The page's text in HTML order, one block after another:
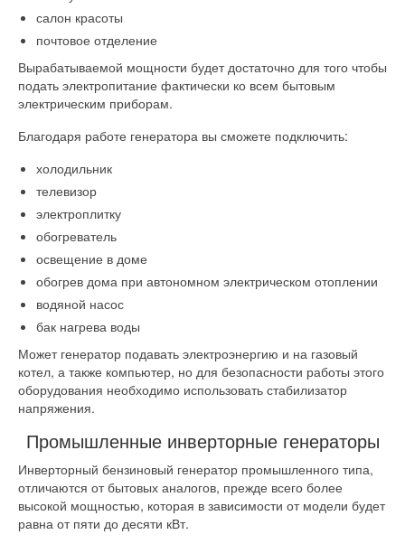
салон красоты
почтовое отделение
Вырабатываемой мощности будет достаточно для того чтобы
подать электропитание фактически ко всем бытовым
электрическим приборам.
Благодаря работе генератора вы сможете подключить:
холодильник
телевизор
электроплитку
обогреватель
освещение в доме
обогрев дома при автономном электрическом отоплении
водяной насос
бак нагрева воды
Может генератор подавать электроэнергию и на газовый
котел, а также компьютер, но для безопасности работы этого
оборудования необходимо использовать стабилизатор
напряжения.
Промышленные инверторные генераторы
Инверторный бензиновый генератор промышленного типа,
отличаются от бытовых аналогов, прежде всего более
высокой мощностью, которая в зависимости от модели будет
равна от пяти до десяти кВт.